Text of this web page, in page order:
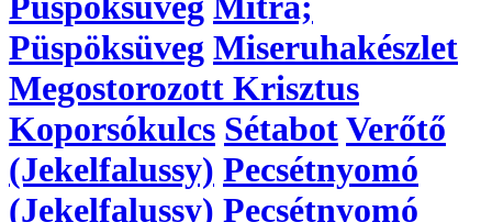
Püspöksüveg Miseruhakészlet
Megostorozott Krisztus
Koporsókulcs SétabotVerőtő
(Jekelfalussy) Pecsétnyomó
(Jekelfalussy) Pecsétnyomó